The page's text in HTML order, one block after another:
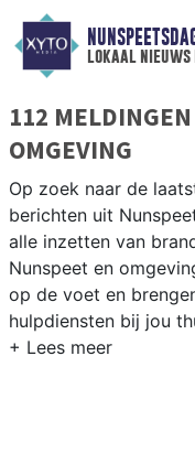
lokaal nieuws
112
OMGEVING
Op zoek naar de
berichten uit
alle inzetten van
Nunspeet en
op de voet en
hulpdiensten bij jou